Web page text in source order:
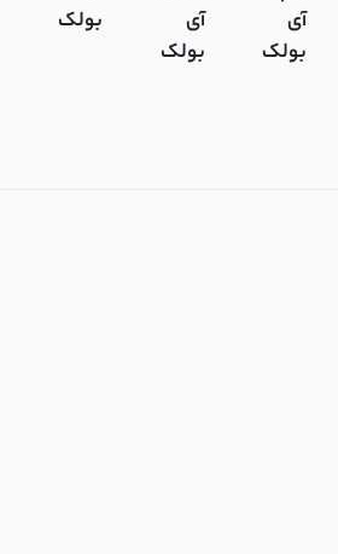
آی
بولک
آی
بولک
بولک